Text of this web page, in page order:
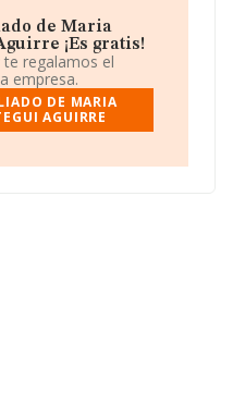
de Maria
¡Es gratis!
regalamos el
empresa.
DE MARIA
AGUIRRE